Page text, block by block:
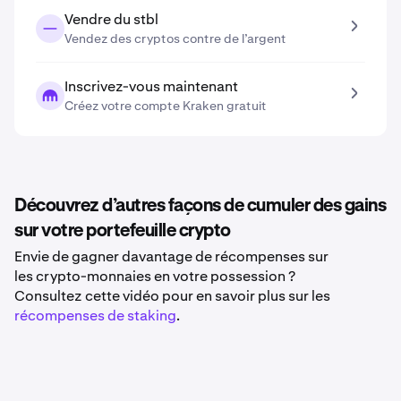
Vendre du stbl
Vendez des cryptos contre de l’argent
Inscrivez-vous maintenant
Créez votre compte Kraken gratuit
Découvrez d’autres façons de cumuler des gains
sur votre portefeuille crypto
Envie de gagner davantage de récompenses sur
les crypto-monnaies en votre possession ?
Consultez cette vidéo pour en savoir plus sur les
récompenses de staking.